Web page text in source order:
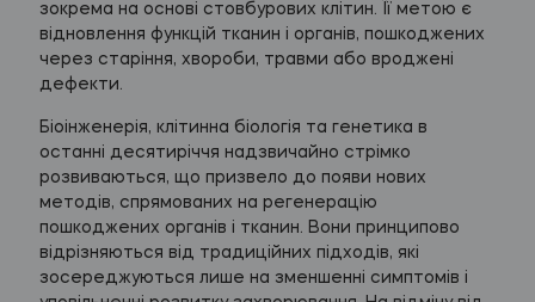
зокрема на основі стовбурових клітин. Її метою є
відновлення функцій тканин і органів, пошкоджених
через старіння, хвороби, травми або вроджені
дефекти.
Біоінженерія, клітинна біологія та генетика в
останні десятиріччя надзвичайно стрімко
розвиваються, що призвело до появи нових
методів, спрямованих на регенерацію
пошкоджених органів і тканин. Вони принципово
відрізняються від традиційних підходів, які
зосереджуються лише на зменшенні симптомів і